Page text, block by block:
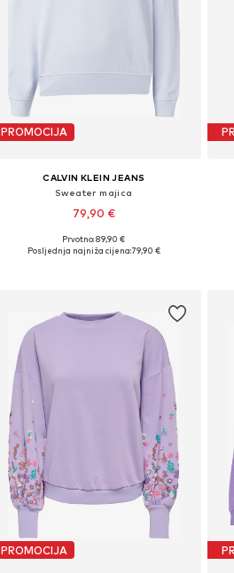
PROMOCIJA
CALVIN KLEIN JEANS
Sweater majica
79,90 €
Dostupno u više veličina
Prvotno: 89,90 €
Posljednja najniža cijena:79,90 €
PROMOCIJA